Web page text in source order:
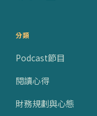
分類
Podcast節目
閱讀心得
財務規劃與心態